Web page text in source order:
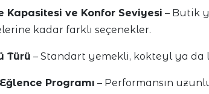
Kapasitesi ve Konfor Seviyesi – Butik
kadar farklı seçenekler.
Türü – Standart yemekli, kokteyl ya da
Programı – Performansın